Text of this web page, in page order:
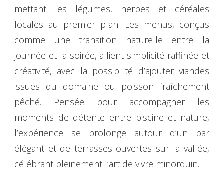
mettant les légumes, herbes et céréales
locales au premier plan. Les menus, conçus
comme une transition naturelle entre la
journée et la soirée, allient simplicité raffinée et
créativité, avec la possibilité d’ajouter viandes
issues du domaine ou poisson fraîchement
pêché. Pensée pour accompagner les
moments de détente entre piscine et nature,
l’expérience se prolonge autour d’un bar
élégant et de terrasses ouvertes sur la vallée,
célébrant pleinement l’art de vivre minorquin.